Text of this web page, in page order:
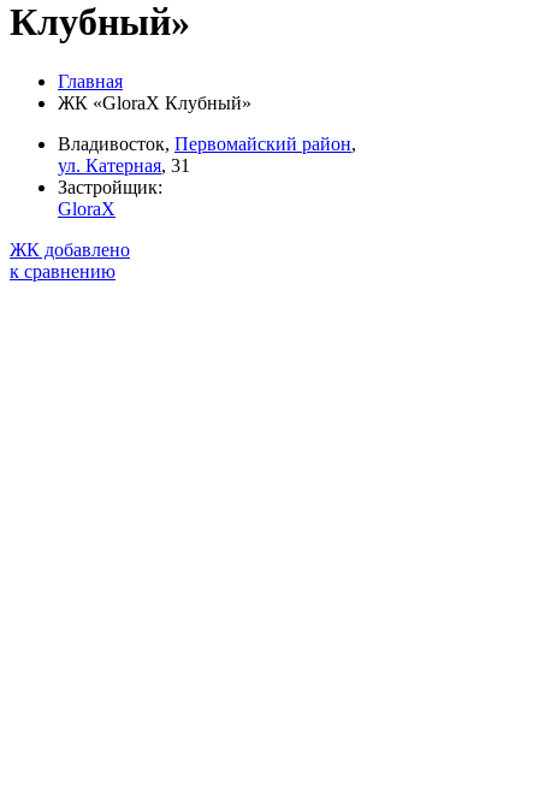
Клубный»
Главная
ЖК «GloraX Клубный»
Владивосток, Первомайский район,
ул. Катерная, 31
Застройщик:
GloraX
ЖК добавлено
к сравнению